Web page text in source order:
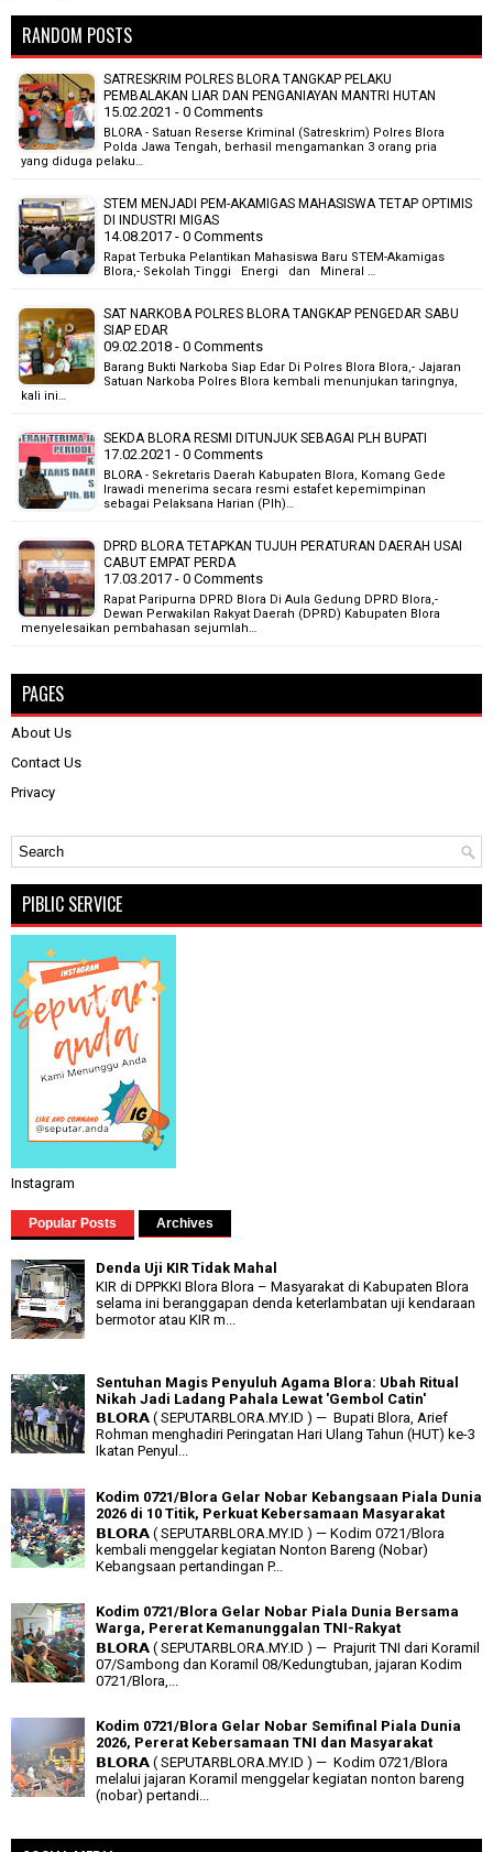
RANDOM POSTS
SATRESKRIM POLRES BLORA TANGKAP PELAKU
PEMBALAKAN LIAR DAN PENGANIAYAN MANTRI HUTAN
15.02.2021 - 0 Comments
BLORA - Satuan Reserse Kriminal (Satreskrim) Polres Blora
Polda Jawa Tengah, berhasil mengamankan 3 orang pria
yang diduga pelaku…
STEM MENJADI PEM-AKAMIGAS MAHASISWA TETAP OPTIMIS
DI INDUSTRI MIGAS
14.08.2017 - 0 Comments
Rapat Terbuka Pelantikan Mahasiswa Baru STEM-Akamigas
Blora,- Sekolah Tinggi Energi dan Mineral …
SAT NARKOBA POLRES BLORA TANGKAP PENGEDAR SABU
SIAP EDAR
09.02.2018 - 0 Comments
Barang Bukti Narkoba Siap Edar Di Polres Blora Blora,- Jajaran
Satuan Narkoba Polres Blora kembali menunjukan taringnya,
kali ini…
SEKDA BLORA RESMI DITUNJUK SEBAGAI PLH BUPATI
17.02.2021 - 0 Comments
BLORA - Sekretaris Daerah Kabupaten Blora, Komang Gede
Irawadi menerima secara resmi estafet kepemimpinan
sebagai Pelaksana Harian (Plh)…
DPRD BLORA TETAPKAN TUJUH PERATURAN DAERAH USAI
CABUT EMPAT PERDA
17.03.2017 - 0 Comments
Rapat Paripurna DPRD Blora Di Aula Gedung DPRD Blora,-
Dewan Perwakilan Rakyat Daerah (DPRD) Kabupaten Blora
menyelesaikan pembahasan sejumlah…
PAGES
About Us
Contact Us
Privacy
PIBLIC SERVICE
Instagram
Popular Posts Archives
Denda Uji KIR Tidak Mahal
KIR di DPPKKI Blora Blora – Masyarakat di Kabupaten Blora
selama ini beranggapan denda keterlambatan uji kendaraan
bermotor atau KIR m...
Sentuhan Magis Penyuluh Agama Blora: Ubah Ritual
Nikah Jadi Ladang Pahala Lewat 'Gembol Catin'
𝗕𝗟𝗢𝗥𝗔 ( SEPUTARBLORA.MY.ID ) — Bupati Blora, Arief
Rohman menghadiri Peringatan Hari Ulang Tahun (HUT) ke-3
Ikatan Penyul...
Kodim 0721/Blora Gelar Nobar Kebangsaan Piala Dunia
2026 di 10 Titik, Perkuat Kebersamaan Masyarakat
𝗕𝗟𝗢𝗥𝗔 ( SEPUTARBLORA.MY.ID ) — Kodim 0721/Blora
kembali menggelar kegiatan Nonton Bareng (Nobar)
Kebangsaan pertandingan P...
Kodim 0721/Blora Gelar Nobar Piala Dunia Bersama
Warga, Pererat Kemanunggalan TNI-Rakyat
𝗕𝗟𝗢𝗥𝗔 ( SEPUTARBLORA.MY.ID ) — Prajurit TNI dari Koramil
07/Sambong dan Koramil 08/Kedungtuban, jajaran Kodim
0721/Blora,...
Kodim 0721/Blora Gelar Nobar Semifinal Piala Dunia
2026, Pererat Kebersamaan TNI dan Masyarakat
𝗕𝗟𝗢𝗥𝗔 ( SEPUTARBLORA.MY.ID ) — Kodim 0721/Blora
melalui jajaran Koramil menggelar kegiatan nonton bareng
(nobar) pertandi...